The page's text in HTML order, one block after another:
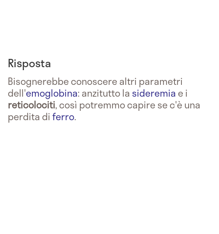
Risposta
Bisognerebbe conoscere altri parametri
dell'emoglobina: anzitutto la sideremiae i
reticolociti, così potremmo capire se c'è una
perdita diferro.